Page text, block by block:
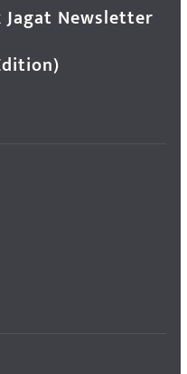
Jagat Newsletter